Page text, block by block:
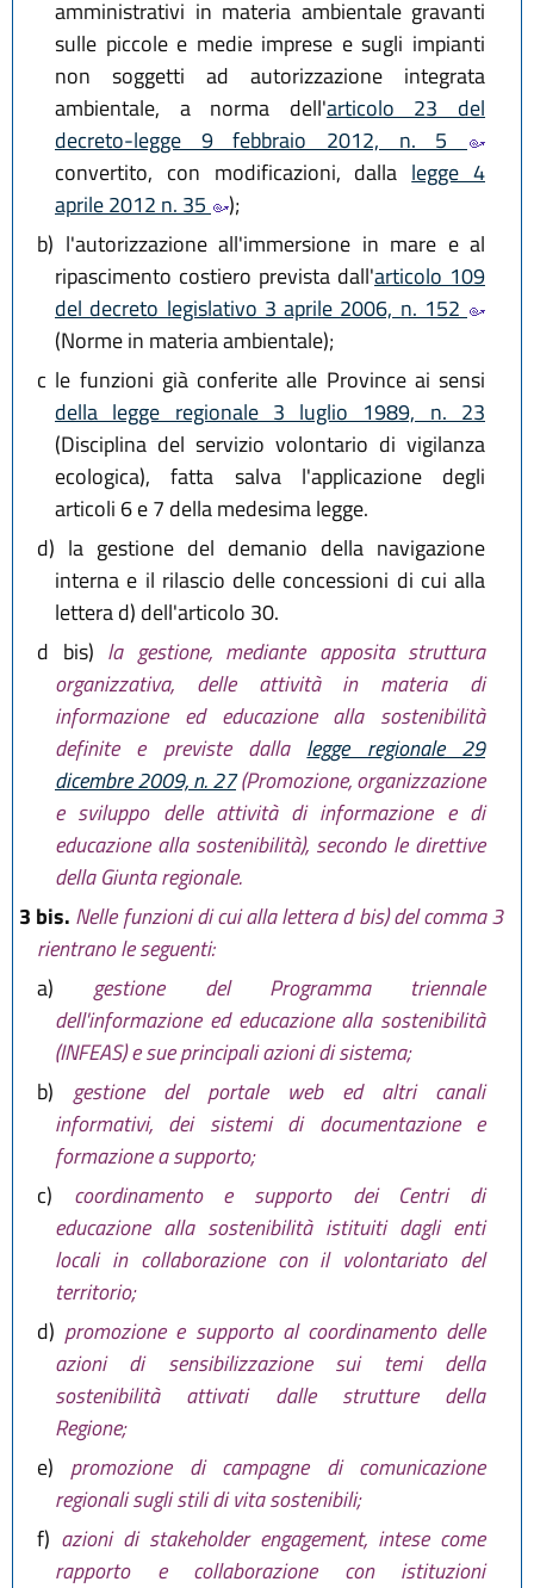
amministrativi in materia ambientale gravanti
sulle piccole e medie imprese e sugli impianti
non soggetti ad autorizzazione integrata
ambientale, a norma dell'articolo 23 del
decreto-legge 9 febbraio 2012, n. 5
convertito, con modificazioni, dalla legge 4
aprile 2012 n. 35
);
b) l'autorizzazione all'immersione in mare e al
ripascimento costiero prevista dall'articolo 109
del decreto legislativo 3 aprile 2006, n. 152
(Norme in materia ambientale);
c le funzioni già conferite alle Province ai sensi
della legge regionale 3 luglio 1989, n. 23
(Disciplina del servizio volontario di vigilanza
ecologica), fatta salva l'applicazione degli
articoli 6 e 7 della medesima legge.
d) la gestione del demanio della navigazione
interna e il rilascio delle concessioni di cui alla
lettera d) dell'articolo 30.
d bis) la gestione, mediante apposita struttura
organizzativa, delle attività in materia di
informazione ed educazione alla sostenibilità
definite e previste dalla legge regionale 29
dicembre 2009, n. 27(Promozione, organizzazione
e sviluppo delle attività di informazione e di
educazione alla sostenibilità), secondo le direttive
della Giunta regionale.
3 bis. Nelle funzioni di cui alla lettera d bis) del comma 3
rientrano le seguenti:
a)
gestione del Programma triennale
dell'informazione ed educazione alla sostenibilità
(INFEAS) e sue principali azioni di sistema;
b)
gestione del portale web ed altri canali
informativi, dei sistemi di documentazione e
formazione a supporto;
c)
coordinamento e supporto dei Centri di
educazione alla sostenibilità istituiti dagli enti
locali in collaborazione con il volontariato del
territorio;
d) promozione e supporto al coordinamento delle
azioni di sensibilizzazione sui temi della
sostenibilità attivati dalle strutture della
Regione;
e) promozione di campagne di comunicazione
regionali sugli stili di vita sostenibili;
f) azioni di stakeholder engagement, intese come
rapporto e collaborazione con istituzioni